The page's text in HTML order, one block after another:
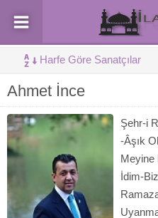
Harfe Göre Sanatçılar
Ahmet İnce
Şehr-i
-Âşık
Meyine
İdim-